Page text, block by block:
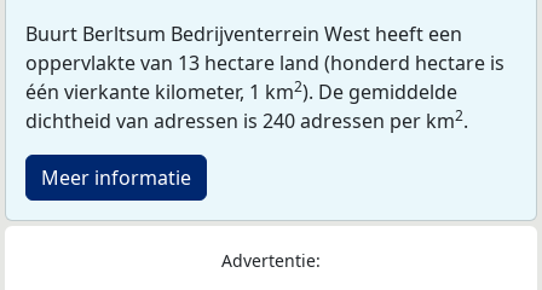
Buurt Berltsum Bedrijventerrein West heeft een
oppervlakte van 13 hectare land (honderd hectare is
één vierkante kilometer, 1 km2). De gemiddelde
dichtheid van adressen is 240 adressen per km2.
Meer informatie
Advertentie: